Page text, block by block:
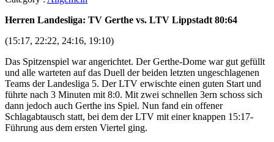
Herren Landesliga: TV Gerthe vs. LTV Lippstadt 80:64
(15:17, 22:22, 24:16, 19:10)
Das Spitzenspiel war angerichtet. Der Gerthe-Dome war gut gefüllt
und alle warteten auf das Duell der beiden letzten ungeschlagenen
Teams der Landesliga 5. Der LTV erwischte einen guten Start und
führte nach 3 Minuten mit 8:0. Mit zwei schnellen 3ern schoss sich
dann jedoch auch Gerthe ins Spiel. Nun fand ein offener
Schlagabtausch statt, bei dem der LTV mit einer knappen 15:17-
Führung aus dem ersten Viertel ging.